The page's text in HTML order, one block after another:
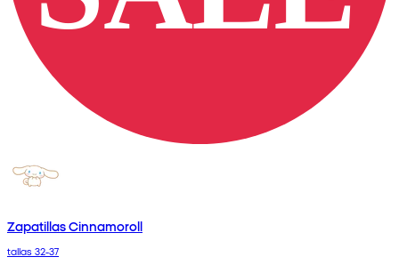
Zapatillas Cinnamoroll
tallas 32-37